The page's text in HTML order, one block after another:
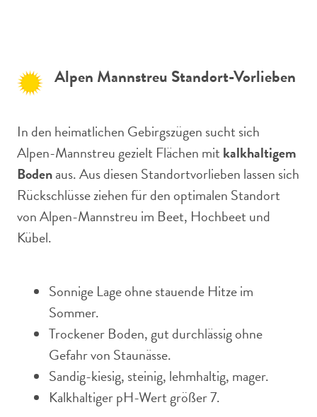
Alpen Mannstreu Standort-Vorlieben
In den heimatlichen Gebirgszügen sucht sich
Alpen-Mannstreu gezielt Flächen mit kalkhaltigem
Bodenaus. Aus diesen Standortvorlieben lassen sich
Rückschlüsse ziehen für den optimalen Standort
von Alpen-Mannstreu im Beet, Hochbeet und
Kübel.
Sonnige Lage ohne stauende Hitze im
Sommer.
Trockener Boden, gut durchlässig ohne
Gefahr von Staunässe.
Sandig-kiesig, steinig, lehmhaltig, mager.
Kalkhaltiger pH-Wert größer 7.